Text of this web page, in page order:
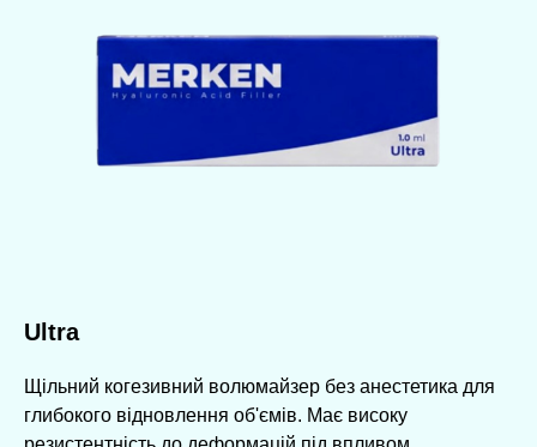
Ultra
Щільний когезивний волюмайзер без анестетика для
глибокого відновлення об'ємів. Має високу